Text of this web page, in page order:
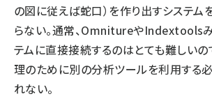
の図に従えば蛇口）を作り出すシステム
らない。通常、OmnitureやIndextools
テムに直接接続するのはとても難しいの
理のために別の分析ツールを利用する
れない。